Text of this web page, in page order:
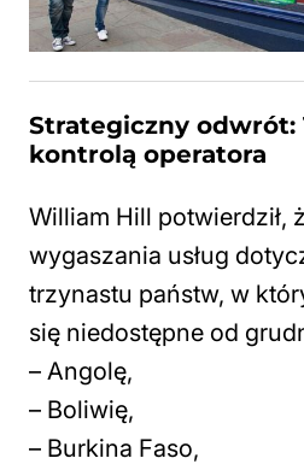
Strategiczny odwrót:
kontrolą operatora
William Hill potwierdził,
wygaszania usług
trzynastu państw, w
się niedostępne od
– Angolę,
– Boliwię,
– Burkina Faso,